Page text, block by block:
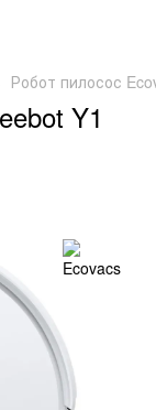
Робот пилосос
Y1